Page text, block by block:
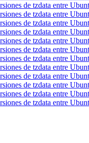
de tzdata entre
de tzdata entre
de tzdata entre
de tzdata entre
de tzdata entre
de tzdata entre
de tzdata entre
de tzdata entre
de tzdata entre
de tzdata entre
de tzdata entre
de tzdata entre